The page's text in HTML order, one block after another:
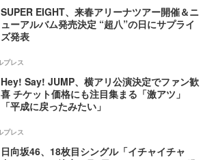
SUPER EIGHT、来春アリーナツアー開催＆ニ
ューアルバム発売決定 “超八”の日にサプライ
ズ発表
プレス
Hey! Say! JUMP、横アリ公演決定でファン歓
喜 チケット価格にも注目集まる「激アツ」
「平成に戻ったみたい」
プレス
日向坂46、18枚目シングル「イチャイチャ